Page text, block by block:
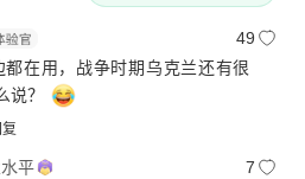
49
在用，战争时期乌克兰还有很
说？
复
平
7